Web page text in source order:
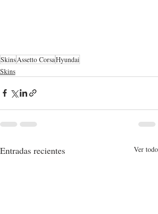
SkinsAssetto CorsaHyundai
Skins
Entradas recientes Ver todo